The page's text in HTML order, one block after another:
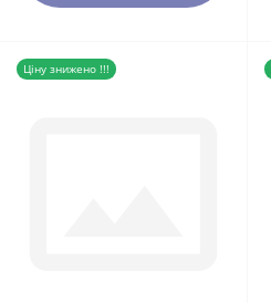
Ціну знижено !!!